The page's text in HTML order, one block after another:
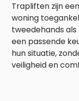
Trapliften zijn
woning
tweedehands
een passende
hun situatie,
veiligheid en